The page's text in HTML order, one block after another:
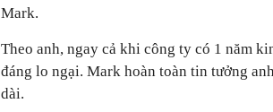
Mark.
Theo anh, ngay cả khi công ty có 1 năm
đáng lo ngại. Mark hoàn toàn tin tưởng
dài.